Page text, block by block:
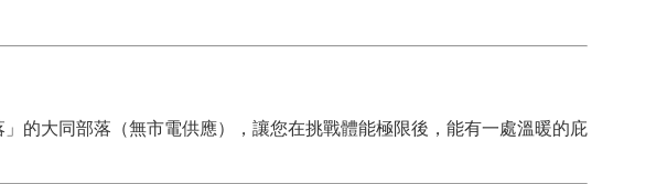
的大同部落（無市電供應），讓您在挑戰體能極限後，能有一處溫暖的庇